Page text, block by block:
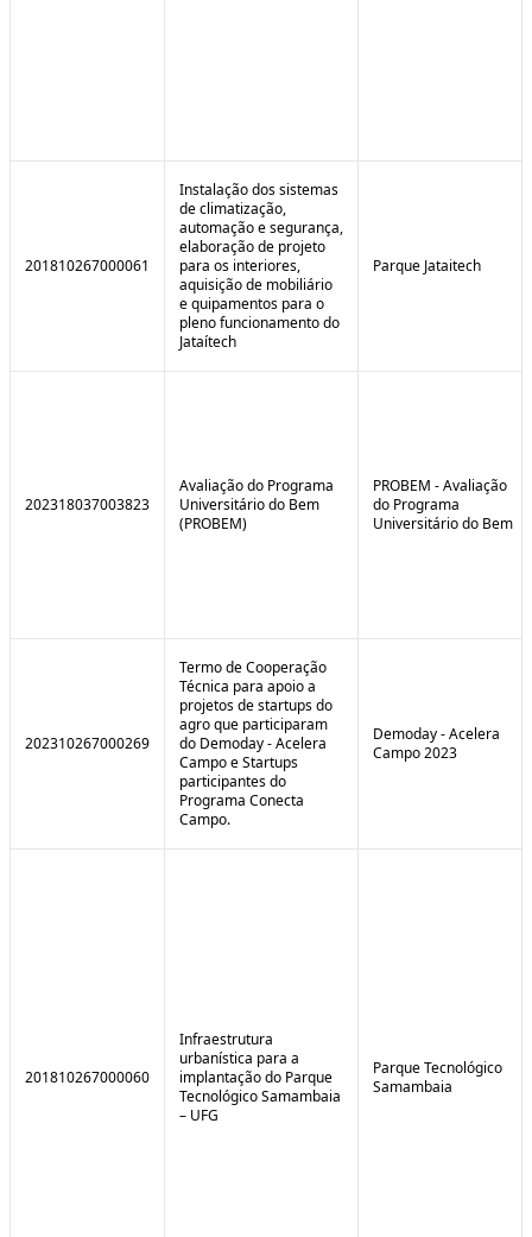
201810267000061
Instalação dos sistemas
de climatização,
automação e segurança,
elaboração de projeto
para os interiores,
aquisição de mobiliário
e quipamentos para o
pleno funcionamento do
Jataítech
Parque Jataitech
202318037003823
Avaliação do Programa
Universitário do Bem
(PROBEM)
PROBEM - Avaliação
do Programa
Universitário do Bem
202310267000269
Termo de Cooperação
Técnica para apoio a
projetos de startups do
agro que participaram
do Demoday - Acelera
Campo e Startups
participantes do
Programa Conecta
Campo.
Demoday - Acelera
Campo 2023
201810267000060
Infraestrutura
urbanística para a
implantação do Parque
Tecnológico Samambaia
– UFG
Parque Tecnológico
Samambaia